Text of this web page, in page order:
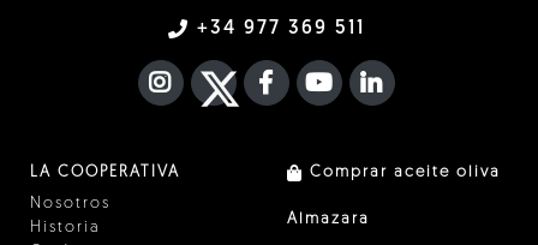
+34 977 369 511
INSTAGRAM
TWITTER
FACEBOOK F
YOUTUBEFA LINKEDIN
LA COOPERATIVA
Nosotros
Historia
Comprar aceite oliva
Almazara